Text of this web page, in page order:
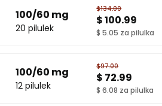
100/60 mg
20 pilulek
$134.00
$ 100.99
$ 5.05 za pilulka
100/60 mg
12 pilulek
$97.00
$ 72.99
$ 6.08 za pilulka